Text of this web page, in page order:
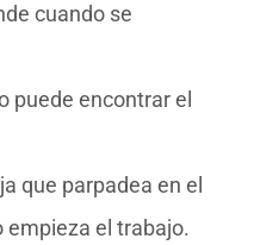
cuando se
puede encontrar el
que parpadea en el
empieza el trabajo.